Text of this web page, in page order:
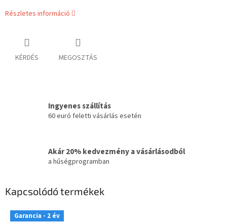
Részletes információ
KÉRDÉS MEGOSZTÁS
Ingyenes szállítás
60 euró feletti vásárlás esetén
Akár 20% kedvezmény a vásárlásodból
a hűségprogramban
Kapcsolódó termékek
Garancia - 2 év